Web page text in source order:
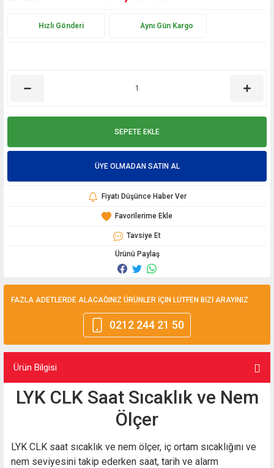
Hızlı Gönderi Aynı Gün Kargo
SEPETE EKLE
ÜYE OLMADAN SATIN AL
Fiyatı Düşünce Haber Ver
Tavsiye Et
Ürünü Paylaş
FAZLA ADETLERDE ALACAĞINIZ ÜRÜNLER İÇİN LÜTFEN BİZİ ARAYINIZ
0212 244 21 50
Ürün Bilgisi
LYK CLK Saat Sıcaklık ve Nem
Ölçer
LYK CLK saat sıcaklık ve nem ölçer, iç ortam sıcaklığını ve
nem seviyesini takip ederken saat, tarih ve alarm